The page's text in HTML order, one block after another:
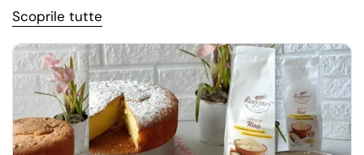
Scoprile tutte